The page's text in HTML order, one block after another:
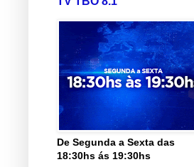
De Segunda a Sexta das
18:30hs ás 19:30hs